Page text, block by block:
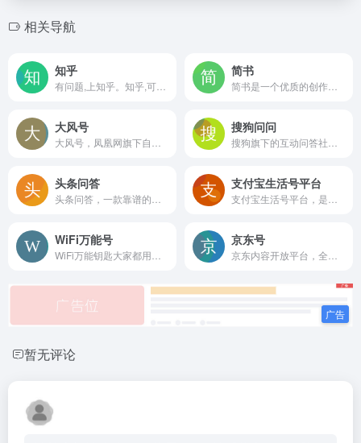
相关导航
知乎 简书
大风号 搜狗问问
头条问答 支付宝生活号平台
WiFi万能号 京东号
暂无评论